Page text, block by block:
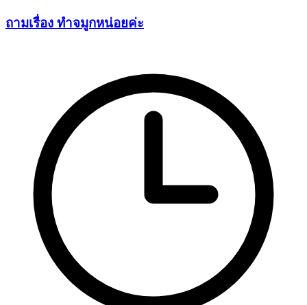
ถามเรื่อง ทำจมูกหน่อยค่ะ